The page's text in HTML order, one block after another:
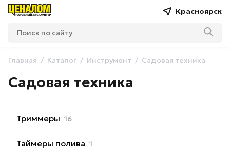
Красноярск
Главная Каталог Инструмент Садовая техника
Садовая техника
Триммеры 16
Таймеры полива 1